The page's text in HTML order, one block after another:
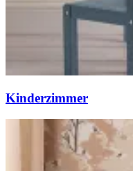
Kinderzimmer